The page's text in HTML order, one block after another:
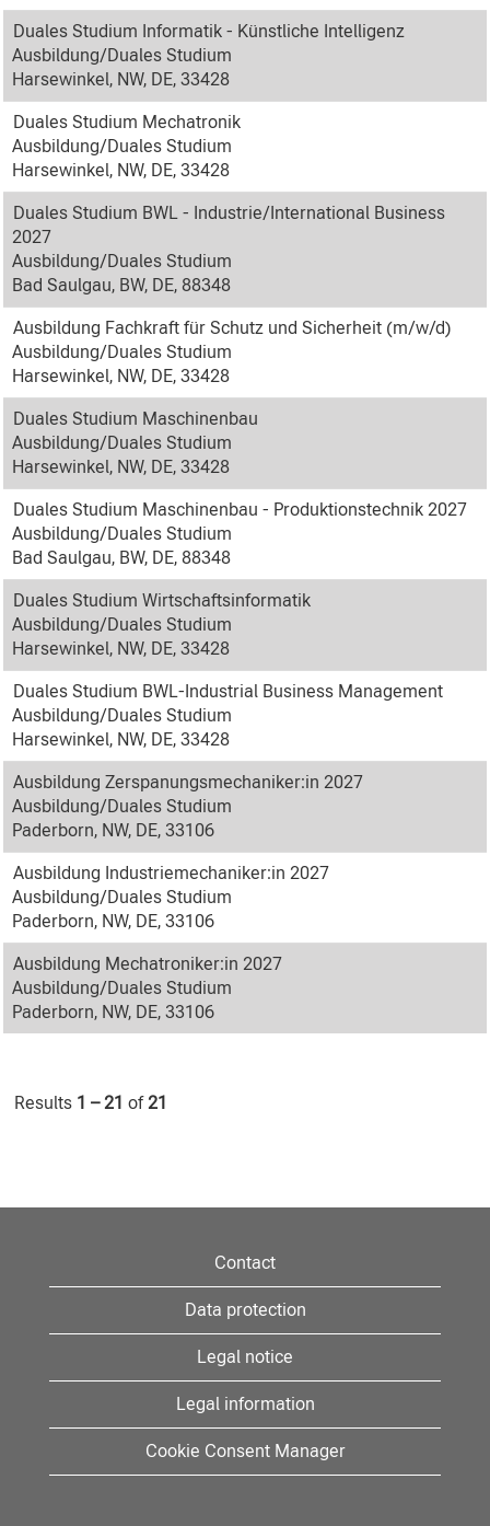
Duales Studium Informatik - Künstliche Intelligenz
Ausbildung/Duales Studium
Harsewinkel, NW, DE, 33428
Duales Studium Mechatronik
Ausbildung/Duales Studium
Harsewinkel, NW, DE, 33428
Duales Studium BWL - Industrie/International Business
2027
Ausbildung/Duales Studium
Bad Saulgau, BW, DE, 88348
Ausbildung Fachkraft für Schutz und Sicherheit (m/w/d)
Ausbildung/Duales Studium
Harsewinkel, NW, DE, 33428
Duales Studium Maschinenbau
Ausbildung/Duales Studium
Harsewinkel, NW, DE, 33428
Duales Studium Maschinenbau - Produktionstechnik 2027
Ausbildung/Duales Studium
Bad Saulgau, BW, DE, 88348
Duales Studium Wirtschaftsinformatik
Ausbildung/Duales Studium
Harsewinkel, NW, DE, 33428
Duales Studium BWL-Industrial Business Management
Ausbildung/Duales Studium
Harsewinkel, NW, DE, 33428
Ausbildung Zerspanungsmechaniker:in 2027
Ausbildung/Duales Studium
Paderborn, NW, DE, 33106
Ausbildung Industriemechaniker:in 2027
Ausbildung/Duales Studium
Paderborn, NW, DE, 33106
Ausbildung Mechatroniker:in 2027
Ausbildung/Duales Studium
Paderborn, NW, DE, 33106
Results 1 – 21 of21
Contact
Data protection
Legal notice
Legal information
Cookie Consent Manager